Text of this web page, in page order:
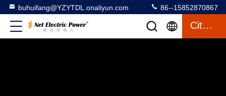
buhuifang@YZYTDL.onaliyun.com 86--15852870867
Citation